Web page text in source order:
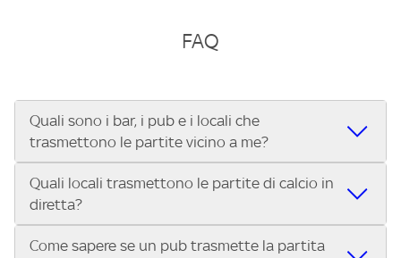
FAQ
Quali sono i bar, i pub e i locali che
trasmettono le partite vicino a me?
Se cerchi un bar, pub, ristorante o locale vicino a te per
vedere le partite di Serie A ENILIVE, la Serie C Sky Wifi, la
UEFA Champions League, la UEFA Europa League, la UEFA
Conference League, il Tennis, la Formula 1®, la MotoGP™ e
Quali locali trasmettono le partite di calcio in
diretta?
Vuoi sapere quali bar, pub o ristoranti mostrano le partite
Come sapere se un pub trasmette la partita